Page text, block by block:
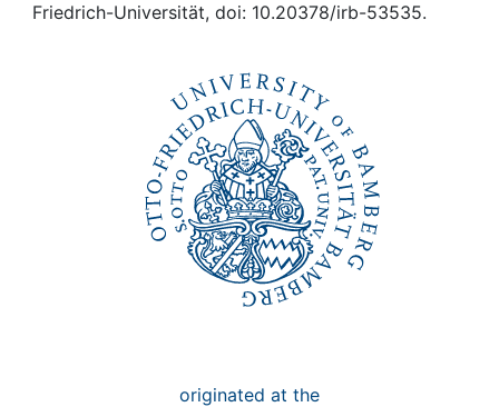
Friedrich-Universität, doi: 10.20378/irb-53535.
originated at the